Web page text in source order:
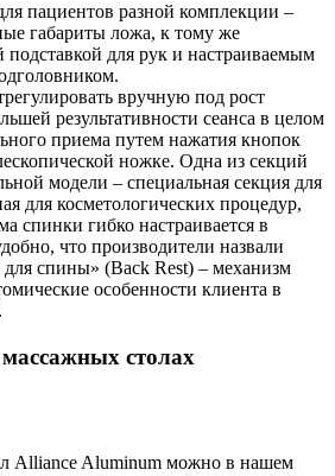
пациентов разной комплекции –
габариты ложа, к тому же
подставкой для рук и настраиваемым
вручную под рост
результативности сеанса в целом
приема путем нажатия кнопок
ножке. Одна из секций
модели – специальная секция для
для косметологических процедур,
спинки гибко настраивается в
что производители назвали
спины» (Back Rest) – механизм
особенности клиента в
столах
Alliance Aluminum можно в нашем